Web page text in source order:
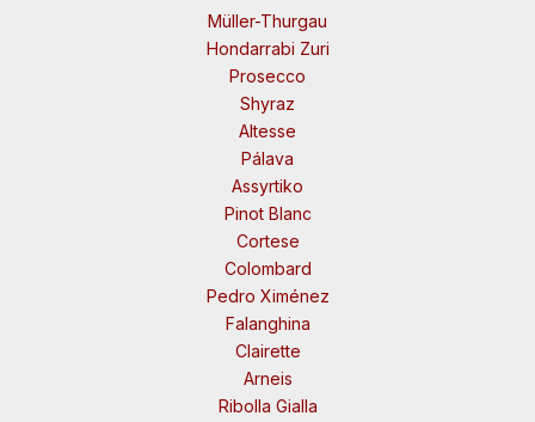
Müller-Thurgau
Hondarrabi Zuri
Prosecco
Shyraz
Altesse
Pálava
Assyrtiko
Pinot Blanc
Cortese
Colombard
Pedro Ximénez
Falanghina
Clairette
Arneis
Ribolla Gialla